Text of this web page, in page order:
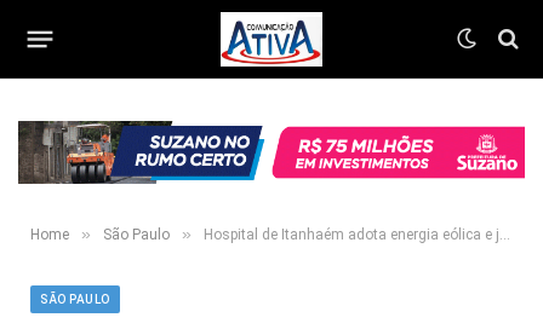
Home » São Paulo » Hospital de Itanhaém adota energia eólica e já economizou cerca de R$ 700 mil
SÃO PAULO